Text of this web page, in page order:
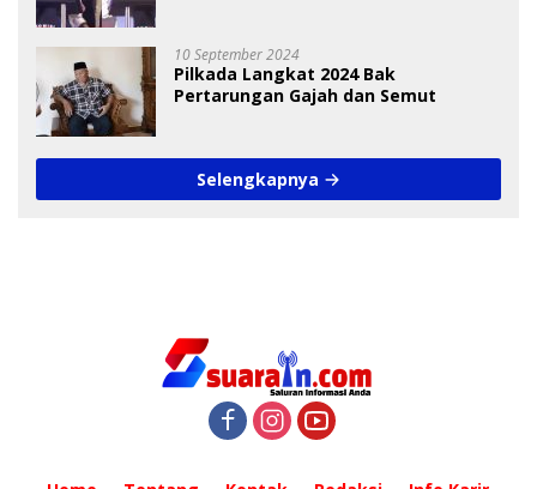
10 September 2024
Pilkada Langkat 2024 Bak
Pertarungan Gajah dan Semut
Selengkapnya